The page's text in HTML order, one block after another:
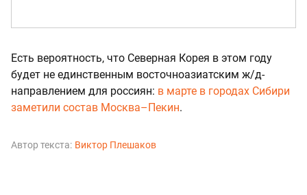
Есть вероятность, что Северная Корея в этом году
будет не единственным восточноазиатским ж/д-
направлением для россиян: в марте в городах Сибири
заметили состав Москва–Пекин.
Автор текста: Виктор Плешаков